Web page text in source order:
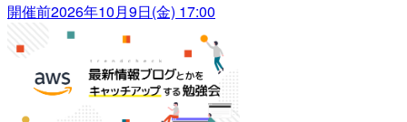
開催前2026年10月9日(金) 17:00